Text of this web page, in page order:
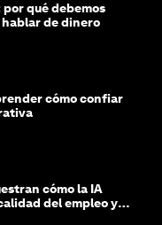
qué debemos
hablar de dinero
cómo confiar
cómo la IA
del empleo y